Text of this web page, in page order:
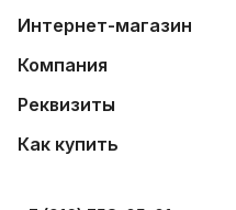
Интернет-магазин
Компания
Реквизиты
Как купить